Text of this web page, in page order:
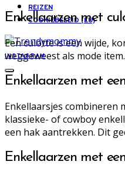
REIZEN
COOKIEBELEID (EU)
INSTAGRAM
Enkellaarzen met
Een culotte is een wijde,
weggeweest als mode
Enkellaarzen met
Enkellaarsjes combineren
klassieke- of cowboy
een hak aantrekken. Dit
Enkellaarzen met